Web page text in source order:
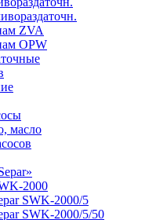
ZVA
OPW
масло
2000
SWK-2000/5
SWK-2000/5/50